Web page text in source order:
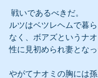
戦いであるべきだ。
ルツはベツレヘムで暮
なく、ボアズというナ
性に見初められ妻となっ
やがてナオミの胸には